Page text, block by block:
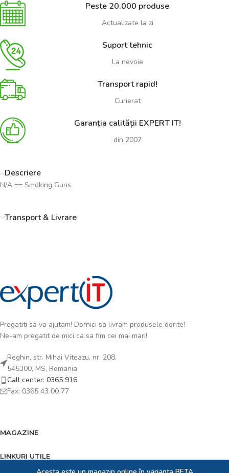
Peste 20.000 produse
Actualizate la zi
Suport tehnic
La nevoie
Transport rapid!
Curierat
Garanția calității EXPERT IT!
din 2007
Descriere
N/A == Smoking Guns
Transport & Livrare
Pregatiti sa va ajutam! Dornici sa livram produsele dorite!
Ne-am pregatit de mici ca sa fim cei mai mari!
Reghin, str. Mihai Viteazu, nr. 208,
545300, MS, Romania
Call center: 0365 916
Fax: 0365 43 00 77
MAGAZINE
LINKURI UTILE